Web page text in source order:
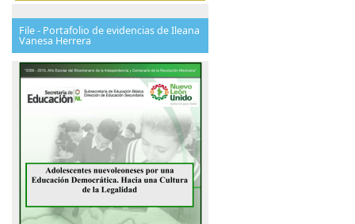
File - Portafolio de evidencias de Ileana
Vanesa Herrera